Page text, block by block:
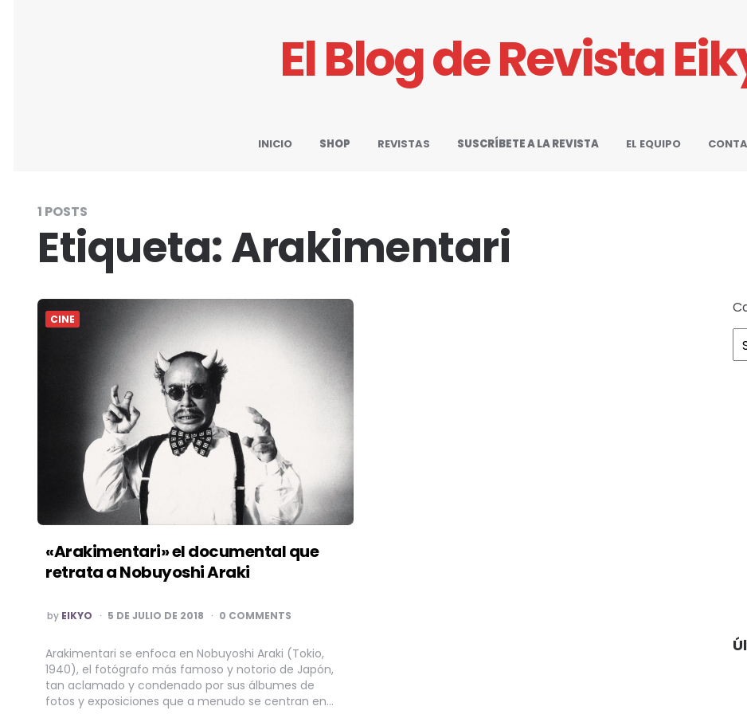
El Blog de Revista
INICIO SHOP REVISTAS SUSCRÍBETE A LA REVISTA EL EQUIPO
1 POSTS
Etiqueta:Arakimentari
CINE
«Arakimentari» el documental que
retrata a Nobuyoshi Araki
POSTED
BY
by EIKYO 5 DE JULIO DE 2018 0 COMMENTS
Arakimentari se enfoca en Nobuyoshi Araki (Tokio,
1940), el fotógrafo más famoso y notorio de Japón,
tan aclamado y condenado por sus álbumes de
fotos y exposiciones que a menudo se centran en…